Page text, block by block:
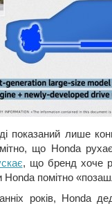
показаний лише
що Honda
, що бренд хоче
Honda помітно
років, Honda